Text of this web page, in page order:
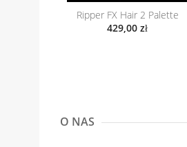
Ripper FX Hair 2 Palette
429,00 zł
O NAS